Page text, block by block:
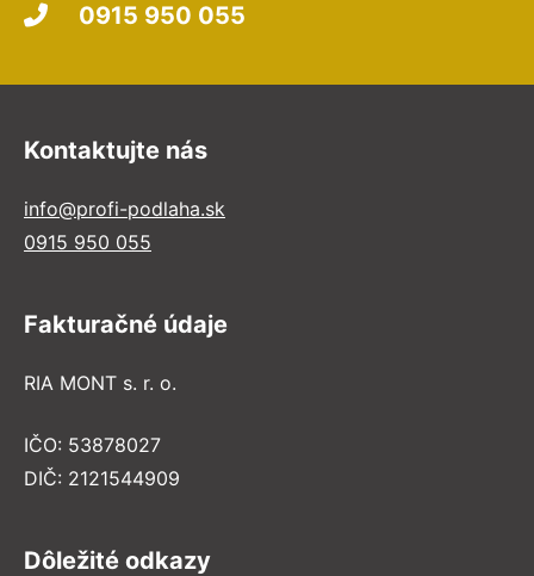
0915 950 055
Kontaktujte nás
info@profi-podlaha.sk
0915 950 055
Fakturačné údaje
RIA MONT s. r. o.
IČO: 53878027
DIČ: 2121544909
Dôležité odkazy